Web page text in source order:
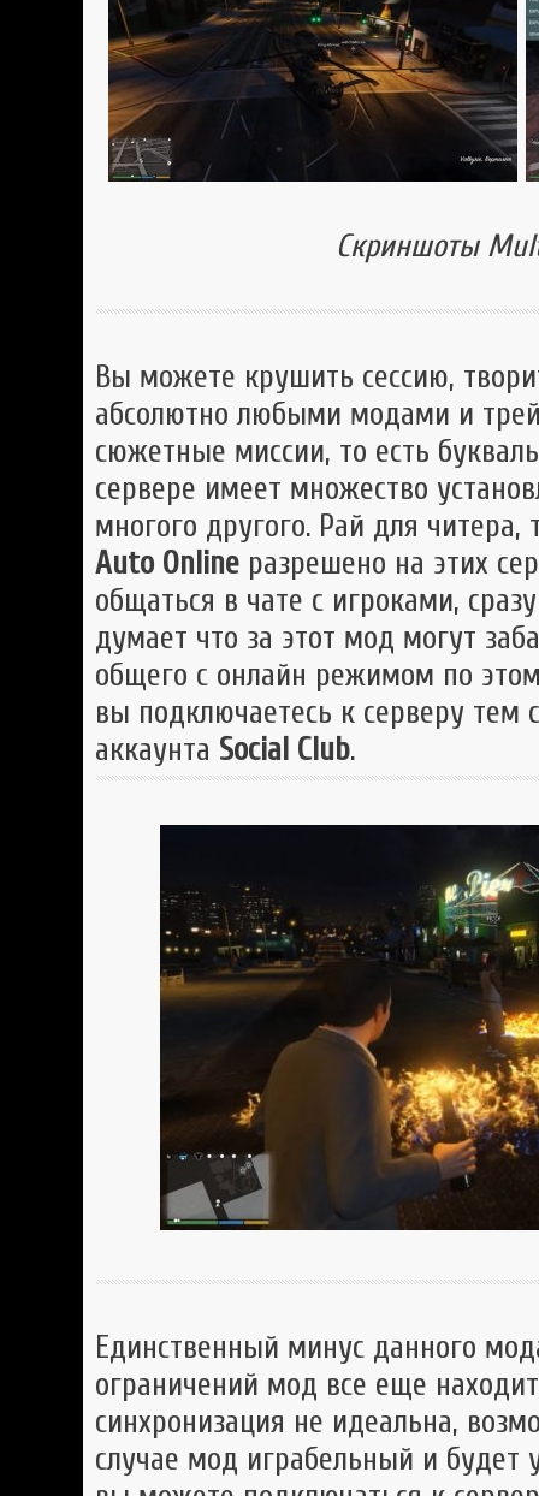
Скриншоты
Вы можете крушить сессию,
абсолютно любыми модами и
сюжетные миссии, то есть
сервере имеет множество
многого другого. Рай для
Auto Online разрешено на этих
общаться в чате с игроками,
думает что за этот мод могут
общего с онлайн режимом по
вы подключаетесь к серверу
аккаунта Social Club.
Единственный минус данного
ограничений мод все еще
синхронизация не идеальна,
случае мод играбельный и будет